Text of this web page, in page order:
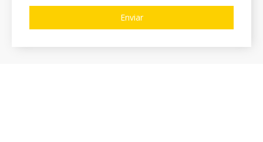
Enviar